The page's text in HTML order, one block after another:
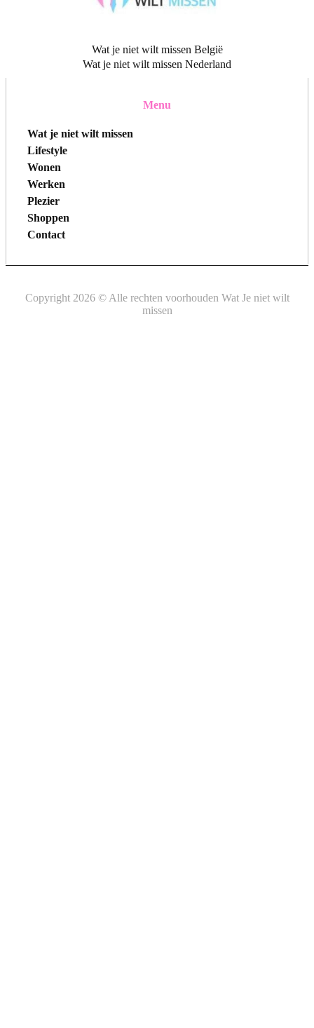
Wat je niet wilt missen België
Wat je niet wilt missen Nederland
Menu
Wat je niet wilt missen
Lifestyle
Wonen
Werken
Plezier
Shoppen
Contact
Copyright 2026 © Alle rechten voorhouden Wat Je niet wilt
missen